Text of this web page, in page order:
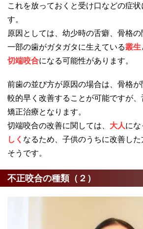
これを放っておくと受け口などの症
す。
原因としては、幼少時の舌癖、骨格
一部の歯がガタガタに生えている叢生
切端咬合になる可能性があります。
前歯の並び方が原因の場合は、骨格
較的早く改善することが可能ですが
矯正治療となります。
切端咬合の改善に関しては、 大人に
しく なるため、子供のうちに改善した
そうです。
不正咬合の種類（２）